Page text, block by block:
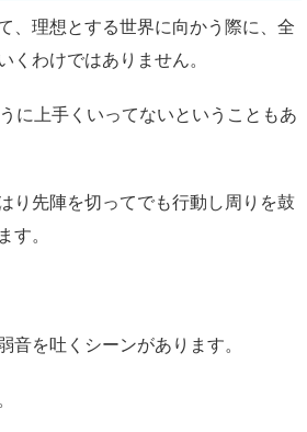
、理想とする世界に向かう際に、全
くわけではありません。
に上手くいってないということもあ
り先陣を切ってでも行動し周りを鼓
す。
音を吐くシーンがあります。